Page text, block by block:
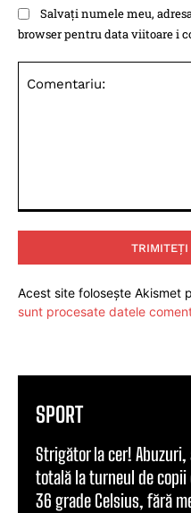
Salvați numele meu,
browser pentru data viitoare i
Acest site folosește Akismet
sunt procesate datele
SPORT
Strigător la cer!
totală la turneul de
36 grade Celsius, fără